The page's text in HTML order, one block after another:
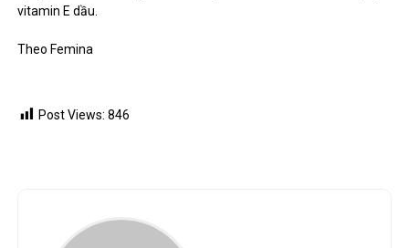
vitamin E dầu.
Theo Femina
Post Views: 846